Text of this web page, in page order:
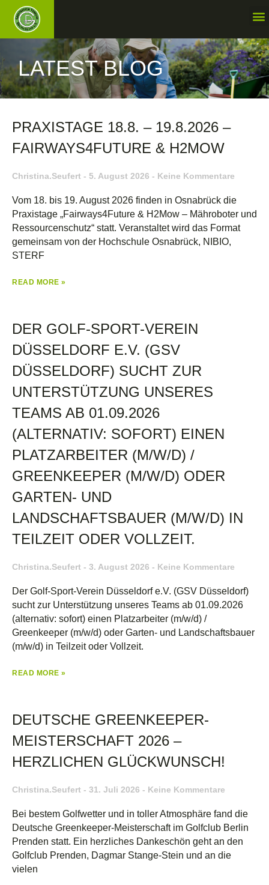
LATEST BLOG
PRAXISTAGE 18.8. – 19.8.2026 –
FAIRWAYS4FUTURE & H2MOW
Christina.seufert 5. August 2026 Keine Kommentare
Vom 18. bis 19. August 2026 finden in Osnabrück die
Praxistage „Fairways4Future & H2Mow – Mähroboter und
Ressourcenschutz“ statt. Veranstaltet wird das Format
gemeinsam von der Hochschule Osnabrück, NIBIO,
STERF
READ MORE »
DER GOLF-SPORT-VEREIN
DÜSSELDORF E.V. (GSV
DÜSSELDORF) SUCHT ZUR
UNTERSTÜTZUNG UNSERES
TEAMS AB 01.09.2026
(ALTERNATIV: SOFORT) EINEN
PLATZARBEITER (M/W/D) /
GREENKEEPER (M/W/D) ODER
GARTEN- UND
LANDSCHAFTSBAUER (M/W/D) IN
TEILZEIT ODER VOLLZEIT.
Christina.seufert 3. August 2026 Keine Kommentare
Der Golf-Sport-Verein Düsseldorf e.V. (GSV Düsseldorf)
sucht zur Unterstützung unseres Teams ab 01.09.2026
(alternativ: sofort) einen Platzarbeiter (m/w/d) /
Greenkeeper (m/w/d) oder Garten- und Landschaftsbauer
(m/w/d) in Teilzeit oder Vollzeit.
READ MORE »
DEUTSCHE GREENKEEPER-
MEISTERSCHAFT 2026 –
HERZLICHEN GLÜCKWUNSCH!
Christina.seufert 31. Juli 2026 Keine Kommentare
Bei bestem Golfwetter und in toller Atmosphäre fand die
Deutsche Greenkeeper-Meisterschaft im Golfclub Berlin
Prenden statt. Ein herzliches Dankeschön geht an den
Golfclub Prenden, Dagmar Stange-Stein und an die
vielen